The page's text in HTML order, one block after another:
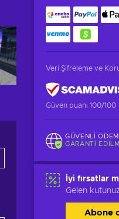
Veri Şifreleme ve
Güven puanı 100/100
GÜVENLI
GARANTI
İyi fırsatlar
Gelen
Abone